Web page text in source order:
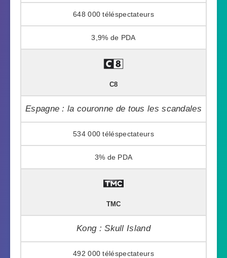
648 000
3,9%
C8
Espagne : la couronne de tous les scandales
534 000
3%
TMC
Kong : Skull Island
492 000